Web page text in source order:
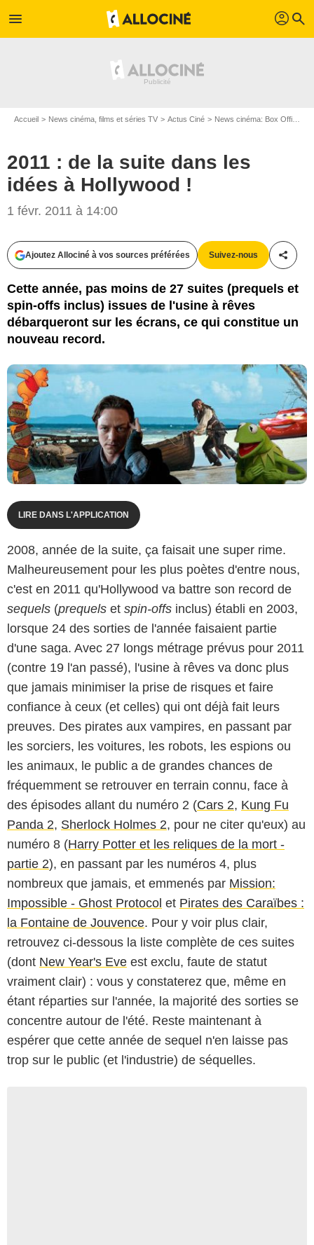
menu profil search
Accueil News cinéma, films et séries TV Actus Ciné News cinéma: Box Office
2011 : de la suite dans les
idées à Hollywood !
1 févr. 2011 à 14:00
Ajoutez Allociné à vos sources préférées Suivez-nous
Cette année, pas moins de 27 suites (prequels et
spin-offs inclus) issues de l'usine à rêves
débarqueront sur les écrans, ce qui constitue un
nouveau record.
LIRE DANS L'APPLICATION
2008, année de la suite, ça faisait une super rime.
Malheureusement pour les plus poètes d'entre nous,
c'est en 2011 qu'Hollywood va battre son record de
sequels (prequels et spin-offs inclus) établi en 2003,
lorsque 24 des sorties de l'année faisaient partie
d'une saga. Avec 27 longs métrage prévus pour 2011
(contre 19 l'an passé), l'usine à rêves va donc plus
que jamais minimiser la prise de risques et faire
confiance à ceux (et celles) qui ont déjà fait leurs
preuves. Des pirates aux vampires, en passant par
les sorciers, les voitures, les robots, les espions ou
les animaux, le public a de grandes chances de
fréquemment se retrouver en terrain connu, face à
des épisodes allant du numéro 2 (Cars 2, Kung Fu
Panda 2, Sherlock Holmes 2, pour ne citer qu'eux) au
numéro 8 (Harry Potter et les reliques de la mort -
partie 2), en passant par les numéros 4, plus
nombreux que jamais, et emmenés par Mission:
Impossible - Ghost Protocol et Pirates des Caraïbes :
la Fontaine de Jouvence. Pour y voir plus clair,
retrouvez ci-dessous la liste complète de ces suites
(dont New Year's Eve est exclu, faute de statut
vraiment clair) : vous y constaterez que, même en
étant réparties sur l'année, la majorité des sorties se
concentre autour de l'été. Reste maintenant à
espérer que cette année de sequel n'en laisse pas
trop sur le public (et l'industrie) de séquelles.